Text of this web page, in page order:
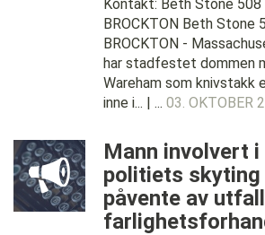
Kontakt: Beth Stone
BROCKTON Beth Stone
BROCKTON -
har stadfestet dommen
Wareham som knivstakk
inne i... | ... 03. OKTOBER
Mann involvert
politiets skyting
påvente av